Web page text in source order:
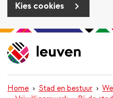
Kies cookies
Overslaan
en
naar
inhoud
gaan
Home Stad en bestuur